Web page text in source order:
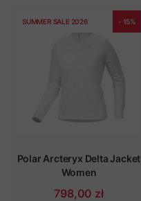
SUMMER SALE 2026 - 15%
Polar Arcteryx Delta Jacket
Women
798,00 zł